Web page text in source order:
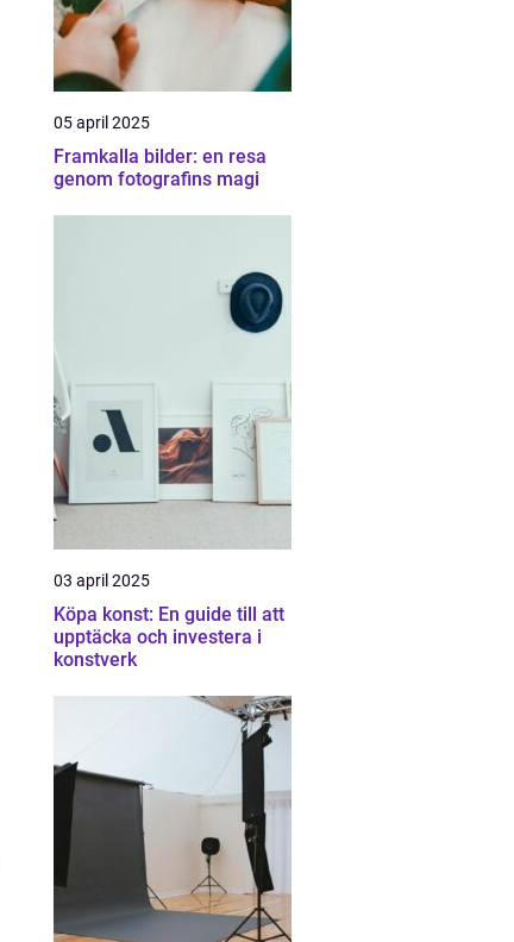
05 april 2025
Framkalla bilder: en resa
genom fotografins magi
03 april 2025
Köpa konst: En guide till att
upptäcka och investera i
konstverk